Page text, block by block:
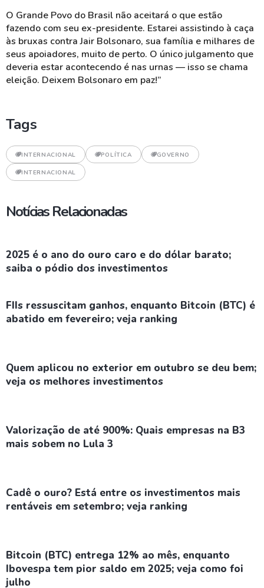
O Grande Povo do Brasil não aceitará o que estão
fazendo com seu ex-presidente. Estarei assistindo à caça
às bruxas contra Jair Bolsonaro, sua família e milhares de
seus apoiadores, muito de perto. O único julgamento que
deveria estar acontecendo é nas urnas — isso se chama
eleição. Deixem Bolsonaro em paz!”
Tags
INTERNACIONAL POLÍTICA GOVERNO
INTERNACIONAL
Notícias Relacionadas
2025 é o ano do ouro caro e do dólar barato;
saiba o pódio dos investimentos
FIIs ressuscitam ganhos, enquanto Bitcoin (BTC) é
abatido em fevereiro; veja ranking
Quem aplicou no exterior em outubro se deu bem;
veja os melhores investimentos
Valorização de até 900%: Quais empresas na B3
mais sobem no Lula 3
Cadê o ouro? Está entre os investimentos mais
rentáveis em setembro; veja ranking
Bitcoin (BTC) entrega 12% ao mês, enquanto
Ibovespa tem pior saldo em 2025; veja como foi
julho